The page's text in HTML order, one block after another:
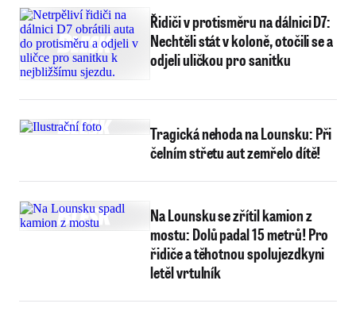
Řidiči v protisměru na dálnici D7:
Nechtěli stát v koloně, otočili se a
odjeli uličkou pro sanitku
Tragická nehoda na Lounsku: Při
čelním střetu aut zemřelo dítě!
Na Lounsku se zřítil kamion z
mostu: Dolů padal 15 metrů! Pro
řidiče a těhotnou spolujezdkyni
letěl vrtulník